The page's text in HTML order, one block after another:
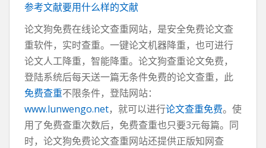
参考文献要用什么样的文献
论文狗免费在线论文查重网站，是安全免费论文查
重软件，实时查重。一键论文机器降重，也可进行
论文人工降重，智能降重。论文狗查重论文免费，
登陆系统后每天送一篇无条件免费的论文查重，此
免费查重不限条件，登陆网站：
www.lunwengo.net，就可以进行论文查重免费。使
用了免费查重次数后，免费查重也只要3元每篇。同
时，论文狗免费论文查重网站还提供正版知网查